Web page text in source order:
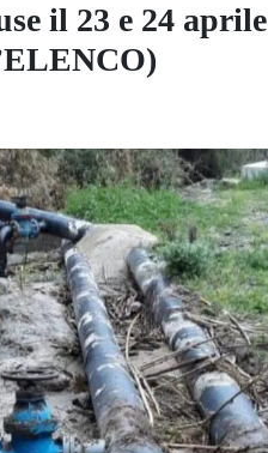
il 23 e 24 aprile